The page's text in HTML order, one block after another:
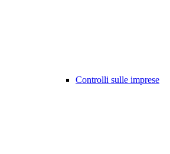
Controlli sulle imprese